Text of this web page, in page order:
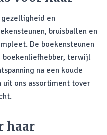
en
bruisballen en
De boekensteunen
boekenliefhebber, terwijl
na een koude
ons assortiment tover
haar